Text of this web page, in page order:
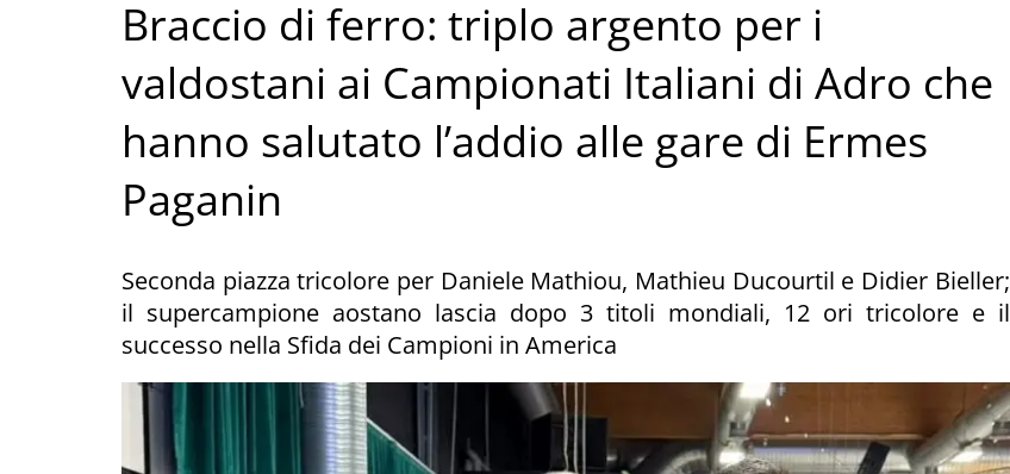
Braccio di ferro: triplo argento per i
valdostani ai Campionati Italiani di Adro che
hanno salutato l’addio alle gare di Ermes
Paganin
Seconda piazza tricolore per Daniele Mathiou, Mathieu Ducourtil e Didier Bieller;
il supercampione aostano lascia dopo 3 titoli mondiali, 12 ori tricolore e il
successo nella Sfida dei Campioni in America